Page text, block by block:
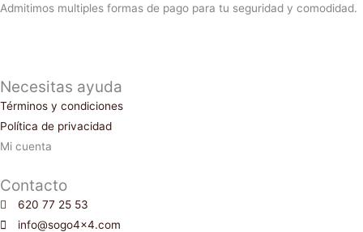
Admitimos multiples formas de pago para tu seguridad y comodidad.
Necesitas ayuda
Términos y condiciones
Política de privacidad
Mi cuenta
Contacto
620 77 25 53
info@sogo4x4.com